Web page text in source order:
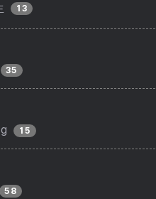
13
35
15
58